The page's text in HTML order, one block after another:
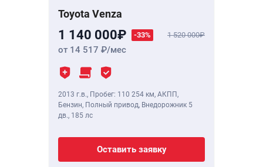
Toyota Venza
1 140 000 -33% 1 520 000
от 14 517 /мес
2013 г.в., Пробег: 110 254 км, АКПП,
Бензин, Полный привод, Внедорожник 5
дв., 185 лс
Оставить заявку